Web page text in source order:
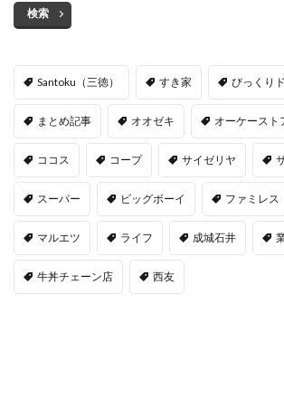
検索
Santoku（三徳） すき家 びっくり
まとめ記事 オオゼキ オーケースト
ココス コープ サイゼリヤ
スーパー ビッグボーイ ファミレス
マルエツ ライフ 成城石井
牛丼チェーン店 西友